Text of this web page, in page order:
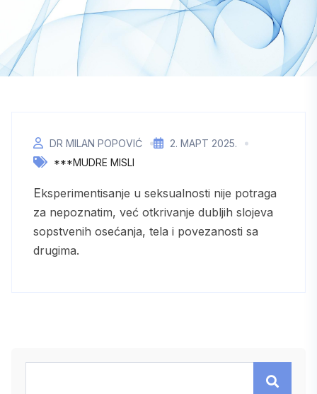
DR MILAN POPOVIĆ
2. МАРТ 2025.
***MUDRE MISLI
Eksperimentisanje u seksualnosti nije potraga
za nepoznatim, već otkrivanje dubljih slojeva
sopstvenih osećanja, tela i povezanosti sa
drugima.